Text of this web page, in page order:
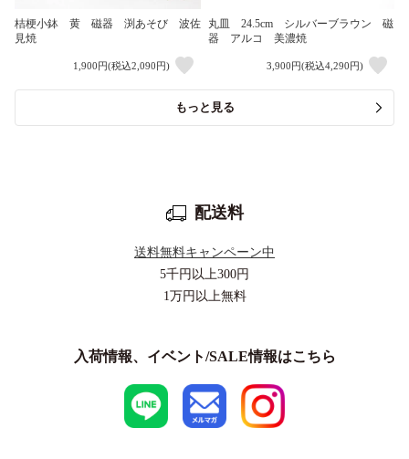
桔梗小鉢 黄 磁器 渕あそび 波佐
見焼
1,900円(税込2,090円)
丸皿 24.5cm シルバーブラウン 磁
器 アルコ 美濃焼
3,900円(税込4,290円)
もっと見る
配送料
送料無料キャンペーン中
5千円以上300円
1万円以上無料
入荷情報、イベント/SALE情報はこちら